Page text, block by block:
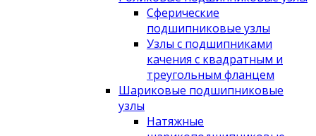
Сферические
подшипниковые узлы
Узлы с подшипниками
качения с квадратным и
треугольным фланцем
Шариковые подшипниковые
узлы
Натяжные